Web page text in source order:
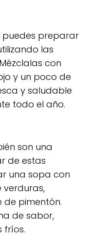
puedes preparar
las
con
y un poco de
y saludable
todo el año.
son una
de estas
una sopa con
verduras,
de pimentón.
de sabor,
fríos.